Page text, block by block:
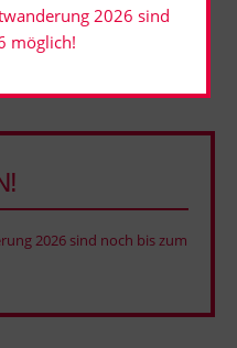
2026 sind noch bis zum
2026 sind
möglich!